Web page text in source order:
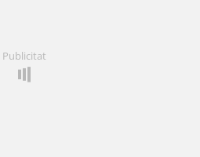
Publicitat